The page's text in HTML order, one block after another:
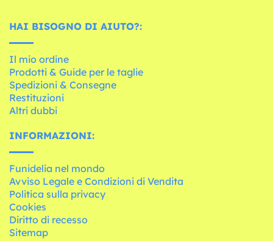
HAI BISOGNO DI AIUTO?:
Il mio ordine
Prodotti & Guide per le taglie
Spedizioni & Consegne
Restituzioni
Altri dubbi
INFORMAZIONI:
Funidelia nel mondo
Avviso Legale e Condizioni di Vendita
Politica sulla privacy
Cookies
Diritto di recesso
Sitemap